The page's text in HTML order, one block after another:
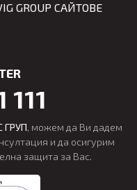
GROUP САЙТОВЕ
111
ГРУП, можем да Ви дадем
и да осигурим
защита за Вас.